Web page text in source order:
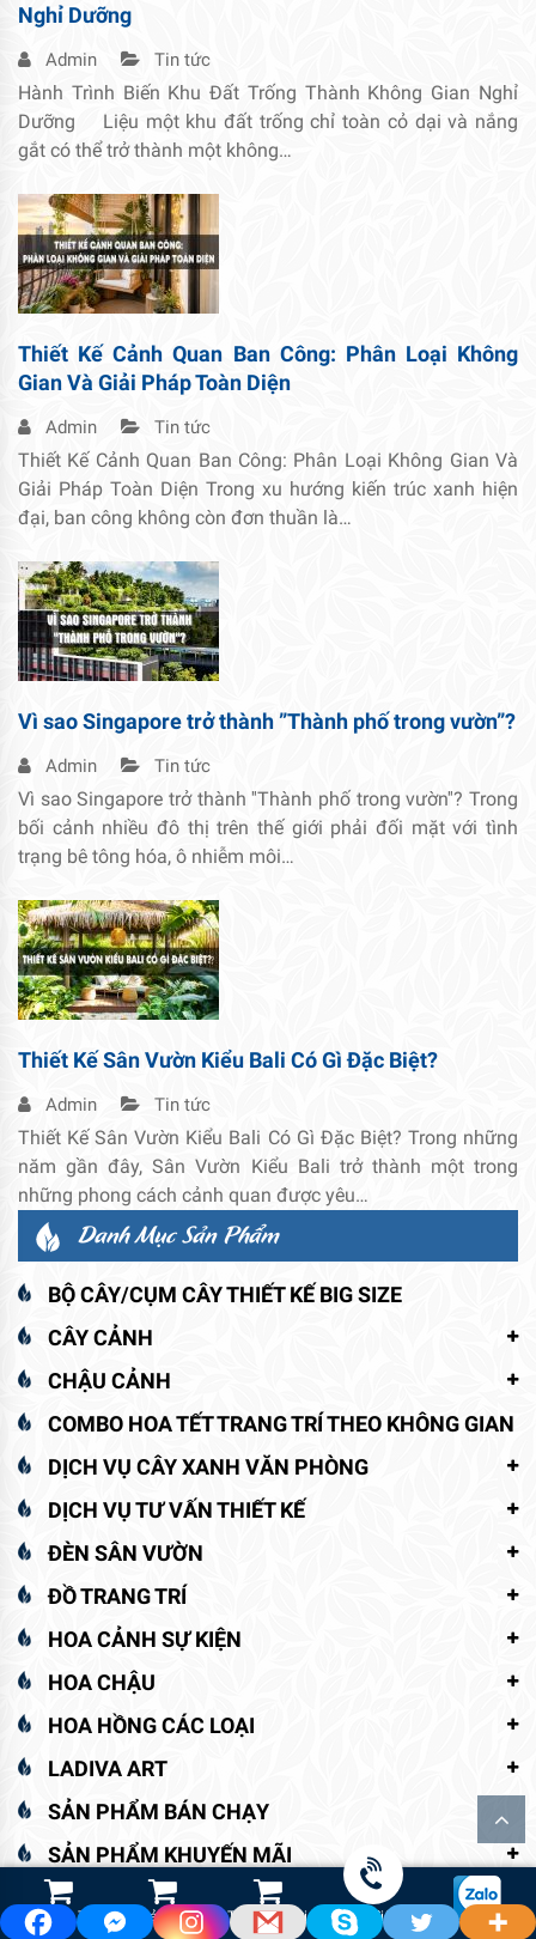
Nghỉ Dưỡng
Admin Tin tức
Hành Trình Biến Khu Đất Trống Thành Không Gian Nghỉ
Dưỡng Liệu một khu đất trống chỉ toàn cỏ dại và nắng
gắt có thể trở thành một không…
Thiết Kế Cảnh Quan Ban Công: Phân Loại Không
Gian Và Giải Pháp Toàn Diện
Admin Tin tức
Thiết Kế Cảnh Quan Ban Công: Phân Loại Không Gian Và
Giải Pháp Toàn Diện Trong xu hướng kiến trúc xanh hiện
đại, ban công không còn đơn thuần là…
Vì sao Singapore trở thành ”Thành phố trong vườn”?
Admin Tin tức
Vì sao Singapore trở thành ''Thành phố trong vườn''? Trong
bối cảnh nhiều đô thị trên thế giới phải đối mặt với tình
trạng bê tông hóa, ô nhiễm môi…
Thiết Kế Sân Vườn Kiểu Bali Có Gì Đặc Biệt?
Admin Tin tức
Thiết Kế Sân Vườn Kiểu Bali Có Gì Đặc Biệt? Trong những
năm gần đây, Sân Vườn Kiểu Bali trở thành một trong
những phong cách cảnh quan được yêu…
Danh Mục Sản Phẩm
BỘ CÂY/CỤM CÂY THIẾT KẾ BIG SIZE
CÂY CẢNH
CHẬU CẢNH
COMBO HOA TẾT TRANG TRÍ THEO KHÔNG GIAN
DỊCH VỤ CÂY XANH VĂN PHÒNG
DỊCH VỤ TƯ VẤN THIẾT KẾ
ĐÈN SÂN VƯỜN
ĐỒ TRANG TRÍ
HOA CẢNH SỰ KIỆN
HOA CHẬU
HOA HỒNG CÁC LOẠI
LADIVA ART
SẢN PHẨM BÁN CHẠY
SẢN PHẨM KHUYẾN MÃI
SẢN PHẨM MỚI
Shop Hoa Tươi Led Cảnh Quan Thiết Bị Tưới Gọi điện